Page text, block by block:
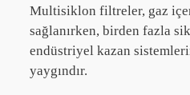
Multisiklon filtreler, gaz
sağlanırken, birden fazla
endüstriyel kazan
yaygındır.